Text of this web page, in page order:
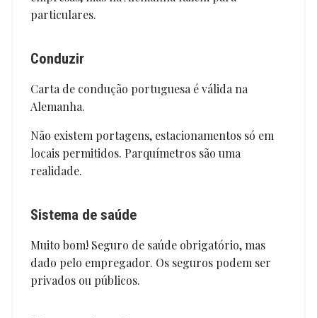
particulares.
Conduzir
Carta de condução portuguesa é válida na
Alemanha.
Não existem portagens, estacionamentos só em
locais permitidos. Parquímetros são uma
realidade.
Sistema de saúde
Muito bom! Seguro de saúde obrigatório, mas
dado pelo empregador. Os seguros podem ser
privados ou públicos.